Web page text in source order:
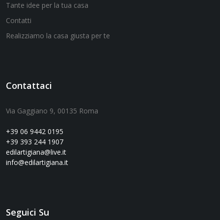
Tante idee per la tua casa
Contatti
Realizziamo la casa giusta per te
Contattaci
Via Gaggiano 9, 00135 Roma
+39 06 9442 0195
+39 393 244 1907
edilartigiana@live.it
info@edilartigiana.it
Seguici Su